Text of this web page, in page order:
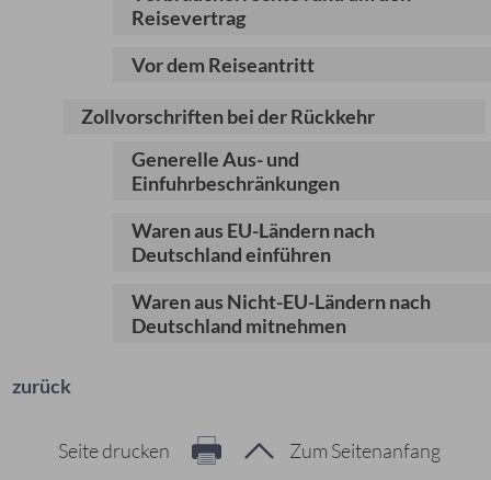
Reisevertrag
Vor dem Reiseantritt
Zollvorschriften bei der Rückkehr
Generelle Aus- und
Einfuhrbeschränkungen
Waren aus EU-Ländern nach
Deutschland einführen
Waren aus Nicht-EU-Ländern nach
Deutschland mitnehmen
zurück
Zum Seitenanfang
Seite drucken